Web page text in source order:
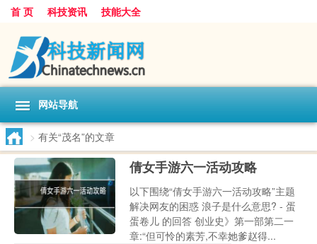
首 页 科技资讯 技能大全
网站导航
> 有关“茂名”的文章
倩女手游六一活动攻略
以下围绕“倩女手游六一活动攻略”主题
解决网友的困惑 浪子是什么意思? - 蛋
蛋卷儿 的回答 创业史》第一部第二一
章:“但可怜的素芳,不幸她爹赵得...